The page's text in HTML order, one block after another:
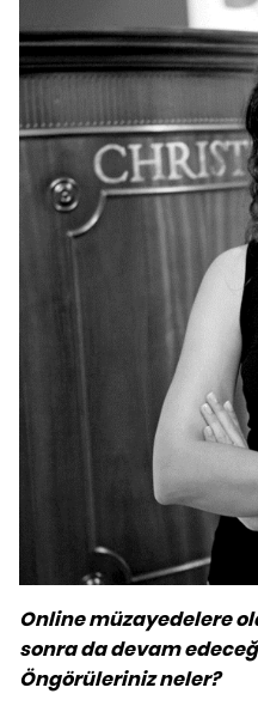
Online müzayedelere
sonra da devam
Öngörüleriniz neler?